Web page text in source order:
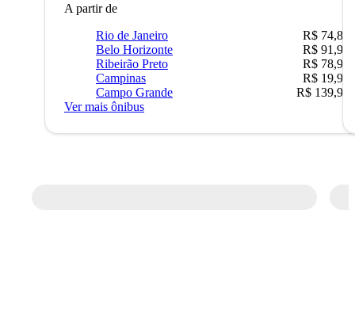
A partir de
Rio de Janeiro
R$ 74,80
Belo Horizonte
R$ 91,90
Ribeirão Preto
R$ 78,90
Campinas
R$ 19,90
Campo Grande
R$ 139,90
Ver mais ônibus